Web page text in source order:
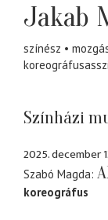
Jakab
színész
Színházi
2025. december
Szabó Magda
koreográfus